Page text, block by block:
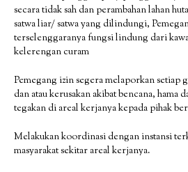
secara tidak sah dan perambahan lahan
satwa liar/ satwa yang dilindungi,
terselenggaranya fungsi lindung dari
kelerengan curam
Pemegang izin segera melaporkan setiap
dan atau kerusakan akibat bencana, hama
tegakan di areal kerjanya kepada pihak
Melakukan koordinasi dengan instansi
masyarakat sekitar areal kerjanya.